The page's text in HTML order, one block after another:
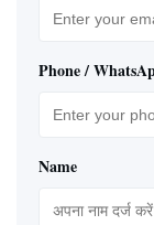
Phone /
Name